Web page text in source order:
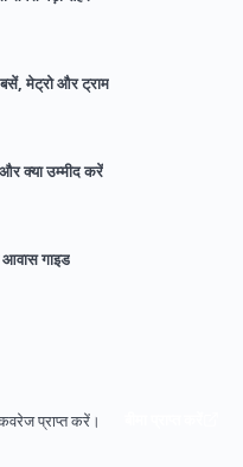
बसें, मेट्रो और ट्राम
क्या उम्मीद करें
गाइड
प्राप्त करें।